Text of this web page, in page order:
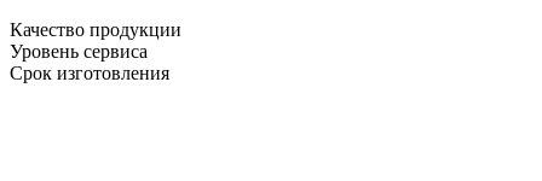
Качество продукции
Уровень сервиса
Срок изготовления